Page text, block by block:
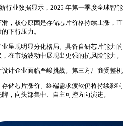
行业数据显示，2026 年第一季度全球智
，核心原因是存储芯片价格持续上涨，
下行压力。
呈现明显分化格局。具备自研芯片能力
在市场波动中展现出更强的抗风险能力。
计企业面临严峻挑战。第三方厂商受整
储芯片涨价、终端需求疲软仍将持续影
，向头部集中、自主可控方向演进。